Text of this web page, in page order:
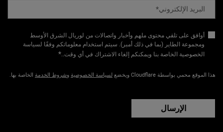
البريد الإلكتروني*
أوافق على تلقي محتوى ملهم وأخبار واتصالات من لوريال الشرق الأوسط
ومجموعة الطاير (بما في ذلك أمبر). سيتم استخدام معلوماتكم وفقًا لسياسة
الخصوصية الخاصة بنا ويمكنكم إلغاء الاشتراك في أي وقت.​.
*
هذا الموقع محمي بواسطة Cloudflare ويخضع لسياسة الخصوصية وشروط الخدمة الخاصة بها.
الإرسال